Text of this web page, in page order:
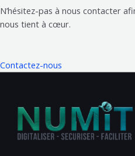
N’hésitez-pas à nous contacter
nous tient à cœur.
Contactez-nous